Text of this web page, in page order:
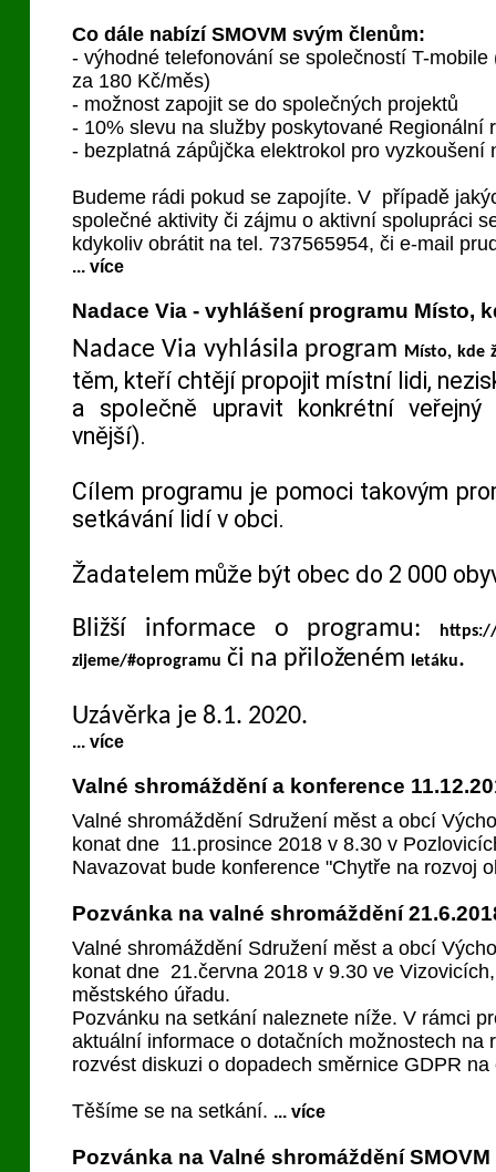
Co dále nabízí SMOVM svým členům:
- výhodné telefonování se společností T-
za 180 Kč/měs)
- možnost zapojit se do společných projektů
- 10% slevu na služby poskytované Regionální
- bezplatná zápůjčka elektrokol pro vyzkoušení
Budeme rádi pokud se zapojíte. V případě
společné aktivity či zájmu o aktivní spolupráci
kdykoliv obrátit na tel. 737565954, či e-mail
... více
Nadace Via - vyhlášení programu Místo,
Nadace Via vyhlásila program Místo, kde
těm, kteří chtějí propojit místní lidi,
a společně upravit konkrétní
vnější).
Cílem programu je pomoci takovým
setkávání lidí v obci.
Žadatelem může být obec do 2 000
Bližší informace o programu:
zijeme/#oprogramu či na přiloženém letáku.
Uzávěrka je 8.1. 2020.
... více
Valné shromáždění a konference
Valné shromáždění Sdružení měst a obcí
konat dne 11.prosince 2018 v 8.30 v
Navazovat bude konference "Chytře na rozvoj
Pozvánka na valné shromáždění
Valné shromáždění Sdružení měst a obcí
konat dne 21.června 2018 v 9.30 ve
městského úřadu.
Pozvánku na setkání naleznete níže. V rámci
aktuální informace o dotačních možnostech na
rozvést diskuzi o dopadech směrnice GDPR na
Těšíme se na setkání. ... více
Pozvánka na Valné shromáždění SMOVM